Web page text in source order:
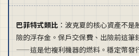
巴菲特式類比 ：波克夏的核心資產不是
險的浮存金。保戶交保費、出險前這筆
——這是他複利機器的燃料。穩定幣發